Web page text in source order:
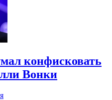
конфисковать
Вонки